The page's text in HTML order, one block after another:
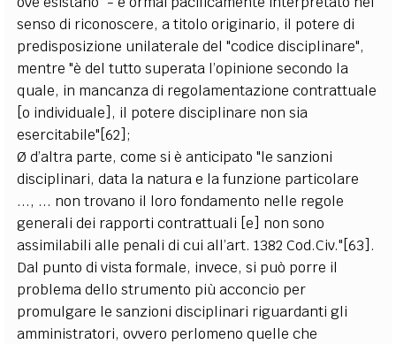
senso di riconoscere, a titolo originario, il potere di
predisposizione unilaterale del "codice disciplinare",
mentre "è del tutto superata l’opinione secondo la
quale, in mancanza di regolamentazione contrattuale
[o individuale], il potere disciplinare non sia
esercitabile"[62];
Ø d’altra parte, come si è anticipato "le sanzioni
disciplinari, data la natura e la funzione particolare
..., ... non trovano il loro fondamento nelle regole
generali dei rapporti contrattuali [e] non sono
assimilabili alle penali di cui all’art. 1382 Cod.Civ."[63].
Dal punto di vista formale, invece, si può porre il
problema dello strumento più acconcio per
promulgare le sanzioni disciplinari riguardanti gli
amministratori, ovvero perlomeno quelle che